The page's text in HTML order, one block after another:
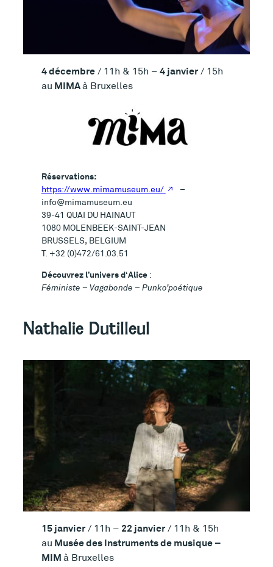
4 décembre/ 11h & 15h – 4 janvier/ 15h
au MIMAà Bruxelles
Réservations:
https://www.mimamuseum.eu/
–
info@mimamuseum.eu
39-41 QUAI DU HAINAUT
1080 MOLENBEEK-SAINT-JEAN
BRUSSELS, BELGIUM
T. +32 (0)472/61.03.51
Découvrez l’univers d‘Alice:
Féministe – Vagabonde – Punko’poétique
Nathalie Dutilleul
15 janvier/ 11h – 22 janvier/ 11h & 15h
au Musée des Instruments de musique –
MIM à Bruxelles